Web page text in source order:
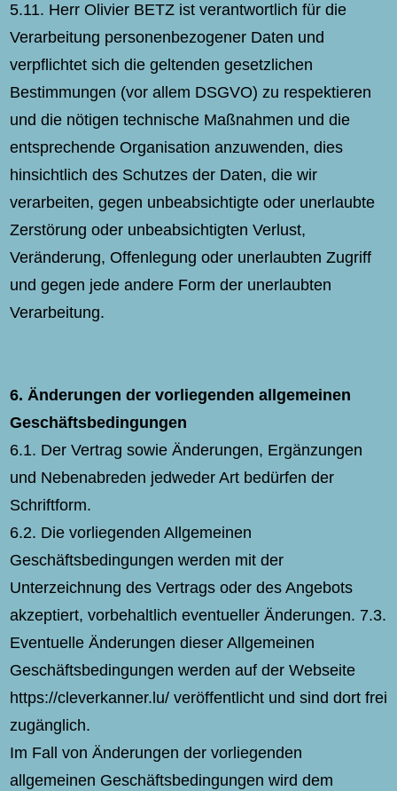
5.11. Herr Olivier BETZ ist verantwortlich für die
Verarbeitung personenbezogener Daten und
verpflichtet sich die geltenden gesetzlichen
Bestimmungen (vor allem DSGVO) zu respektieren
und die nötigen technische Maßnahmen und die
entsprechende Organisation anzuwenden, dies
hinsichtlich des Schutzes der Daten, die wir
verarbeiten, gegen unbeabsichtigte oder unerlaubte
Zerstörung oder unbeabsichtigten Verlust,
Veränderung, Offenlegung oder unerlaubten Zugriff
und gegen jede andere Form der unerlaubten
Verarbeitung.
6. Änderungen der vorliegenden allgemeinen
Geschäftsbedingungen
6.1. Der Vertrag sowie Änderungen, Ergänzungen
und Nebenabreden jedweder Art bedürfen der
Schriftform.
6.2. Die vorliegenden Allgemeinen
Geschäftsbedingungen werden mit der
Unterzeichnung des Vertrags oder des Angebots
akzeptiert, vorbehaltlich eventueller Änderungen. 7.3.
Eventuelle Änderungen dieser Allgemeinen
Geschäftsbedingungen werden auf der Webseite
https://cleverkanner.lu/ veröffentlicht und sind dort frei
zugänglich.
Im Fall von Änderungen der vorliegenden
allgemeinen Geschäftsbedingungen wird dem